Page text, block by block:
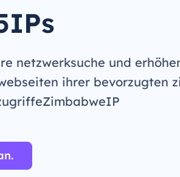
netzwerksuche und
ihrer bevorzugten